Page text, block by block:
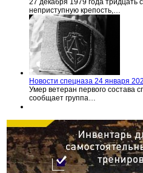
27 декабря 1979 года тридцать
неприступную крепость,…
Новости спецназа 24 января
Умер ветеран первого состава
сообщает группа…